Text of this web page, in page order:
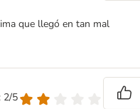
que llegó en tan mal
2/5